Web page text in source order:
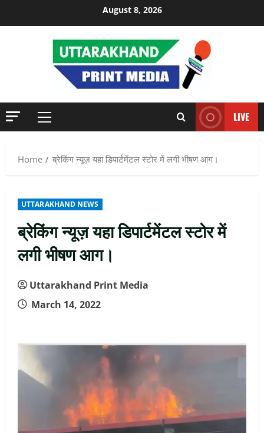
August 8, 2026
Primary
LIVE
Home ब्रेकिंग न्यूज़ यहा डिपार्टमेंटल स्टोर में लगी भीषण आग।
UTTARAKHAND NEWS
ब्रेकिंग न्यूज़ यहा डिपार्टमेंटल स्टोर में
लगी भीषण आग।
Uttarakhand Print Media
March 14, 2022